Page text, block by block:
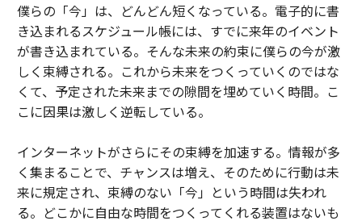
僕らの「今」は、どんどん短くなっている。電子的に書
き込まれるスケジュール帳には、すでに来年のイベント
が書き込まれている。そんな未来の約束に僕らの今が激
しく束縛される。これから未来をつくっていくのではな
くて、予定された未来までの隙間を埋めていく時間。こ
こに因果は激しく逆転している。
インターネットがさらにその束縛を加速する。情報が多
く集まることで、チャンスは増え、そのために行動は未
来に規定され、束縛のない「今」という時間は失われ
る。どこかに自由な時間をつくってくれる装置はないも